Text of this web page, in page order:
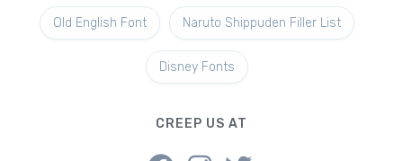
Old English Font Naruto Shippuden Filler List
Disney Fonts
CREEP US AT